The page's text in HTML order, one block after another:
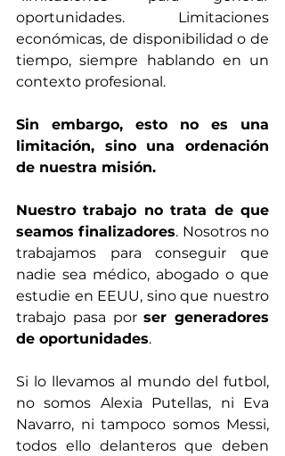
oportunidades. Limitaciones
económicas, de disponibilidad o de
tiempo, siempre hablando en un
contexto profesional.
Sin embargo, esto no es una
limitación, sino una ordenación
de nuestra misión.
Nuestro trabajo no trata de que
seamos finalizadores. Nosotros no
trabajamos para conseguir que
nadie sea médico, abogado o que
estudie en EEUU, sino que nuestro
trabajo pasa por ser generadores
de oportunidades.
Si lo llevamos al mundo del futbol,
no somos Alexia Putellas, ni Eva
Navarro, ni tampoco somos Messi,
todos ello delanteros que deben